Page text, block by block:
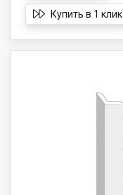
Купить в 1 клик